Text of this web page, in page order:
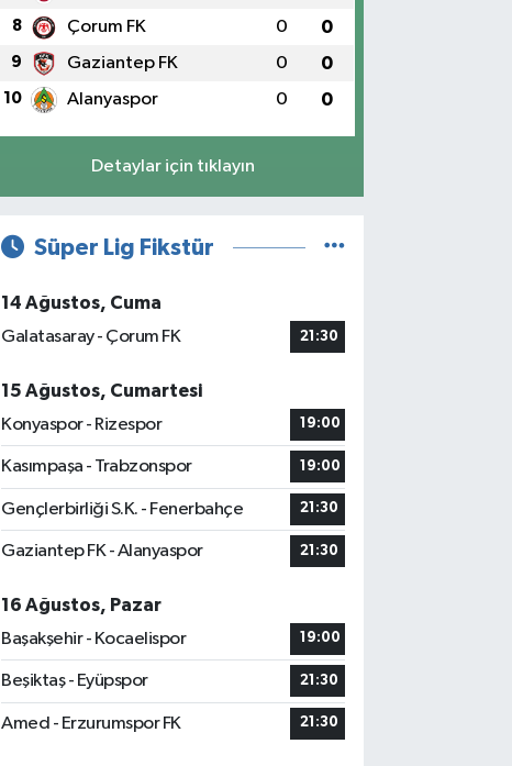
8 Çorum FK 0 0
9 Gaziantep FK 0 0
10 Alanyaspor 0 0
Detaylar için tıklayın
Süper Lig Fikstür
14 Ağustos, Cuma
Galatasaray - Çorum FK
21:30
15 Ağustos, Cumartesi
Konyaspor - Rizespor
19:00
Kasımpaşa - Trabzonspor 19:00
Gençlerbirliği S.K. - Fenerbahçe 21:30
Gaziantep FK - Alanyaspor 21:30
16 Ağustos, Pazar
Başakşehir - Kocaelispor
19:00
Beşiktaş - Eyüpspor 21:30
Amed - Erzurumspor FK 21:30